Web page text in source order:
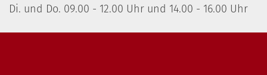
Di. und Do. 09.00 - 12.00 Uhr und 14.00 - 16.00 Uhr